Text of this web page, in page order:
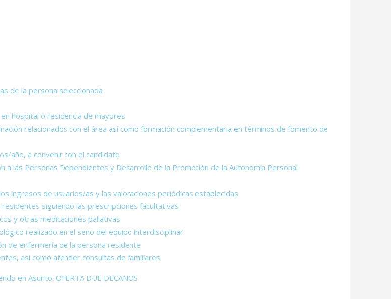
de la persona seleccionada
hospital o residencia de mayores
relacionados con el área así como formación complementaria en términos de fomento de
año, a convenir con el candidato
a las Personas Dependientes y Desarrollo de la Promoción de la Autonomía Personal
ingresos de usuarios/as y las valoraciones periódicas establecidas
siguiendo las prescripciones facultativas
y otras medicaciones paliativas
realizado en el seno del equipo interdisciplinar
de enfermería de la persona residente
así como atender consultas de familiares
en Asunto: OFERTA DUE DECANOS